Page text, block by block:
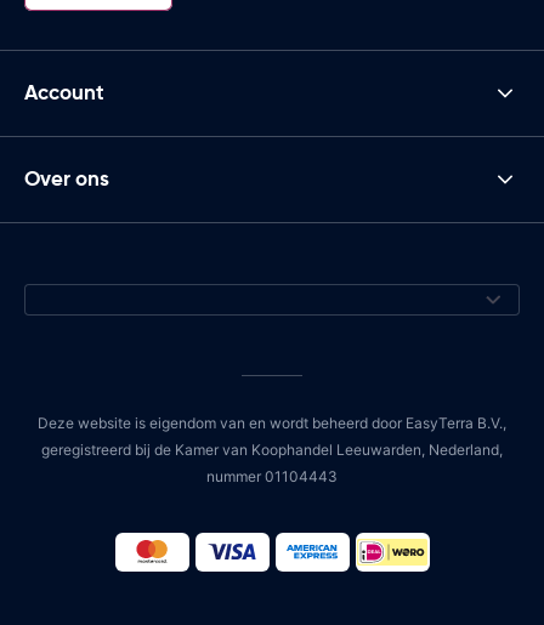
Account
Over ons
Deze website is eigendom van en wordt beheerd door EasyTerra B.V.,
geregistreerd bij de Kamer van Koophandel Leeuwarden, Nederland,
nummer 01104443